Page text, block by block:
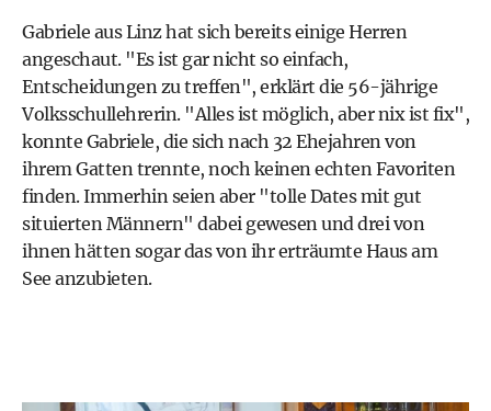
Gabriele aus Linz hat sich bereits einige Herren
angeschaut. "Es ist gar nicht so einfach,
Entscheidungen zu treffen", erklärt die 56-jährige
Volksschullehrerin. "Alles ist möglich, aber nix ist fix",
konnte Gabriele, die sich nach 32 Ehejahren von
ihrem Gatten trennte, noch keinen echten Favoriten
finden. Immerhin seien aber "tolle Dates mit gut
situierten Männern" dabei gewesen und drei von
ihnen hätten sogar das von ihr erträumte Haus am
See anzubieten.